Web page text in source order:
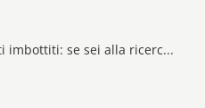
Clicca e scopri di più sui Letti imbottiti: se sei alla ricerca di modelli matrimoniali design, il modello Poke Veneran fa per te.